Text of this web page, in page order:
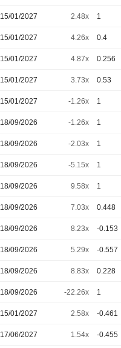
15/01/2027 2.48x 1
15/01/2027 4.26x 0.4
15/01/2027 4.87x 0.256
15/01/2027 3.73x 0.53
15/01/2027 -1.26x 1
18/09/2026 -1.26x 1
18/09/2026 -2.03x 1
18/09/2026 -5.15x 1
18/09/2026 9.58x 1
18/09/2026 7.03x 0.448
18/09/2026 8.23x -0.153
18/09/2026 5.29x -0.557
18/09/2026 8.83x 0.228
18/09/2026 -22.26x 1
15/01/2027 2.58x -0.461
17/06/2027 1.54x -0.455